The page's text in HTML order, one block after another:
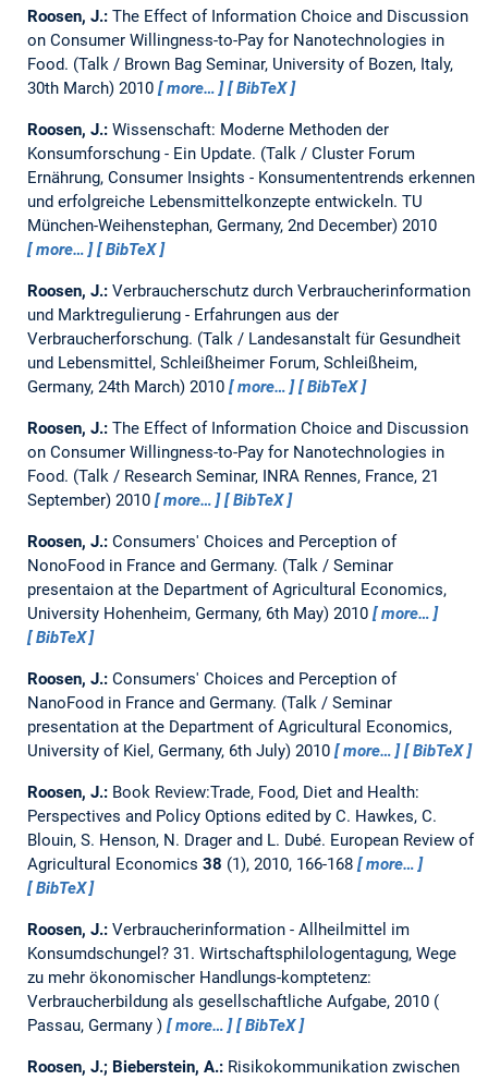
Roosen, J.: The Effect of Information Choice and Discussion
on Consumer Willingness-to-Pay for Nanotechnologies in
Food. (Talk / Brown Bag Seminar, University of Bozen, Italy,
30th March) 2010
more… BibTeX
Roosen, J.: Wissenschaft: Moderne Methoden der
Konsumforschung - Ein Update. (Talk / Cluster Forum
Ernährung, Consumer Insights - Konsumententrends erkennen
und erfolgreiche Lebensmittelkonzepte entwickeln. TU
München-Weihenstephan, Germany, 2nd December) 2010
more…
BibTeX
Roosen, J.: Verbraucherschutz durch Verbraucherinformation
und Marktregulierung - Erfahrungen aus der
Verbraucherforschung. (Talk / Landesanstalt für Gesundheit
und Lebensmittel, Schleißheimer Forum, Schleißheim,
Germany, 24th March) 2010
more… BibTeX
Roosen, J.: The Effect of Information Choice and Discussion
on Consumer Willingness-to-Pay for Nanotechnologies in
Food. (Talk / Research Seminar, INRA Rennes, France, 21
September) 2010
more… BibTeX
Roosen, J.: Consumers' Choices and Perception of
NonoFood in France and Germany. (Talk / Seminar
presentaion at the Department of Agricultural Economics,
University Hohenheim, Germany, 6th May) 2010
more…
BibTeX
Roosen, J.: Consumers' Choices and Perception of
NanoFood in France and Germany. (Talk / Seminar
presentation at the Department of Agricultural Economics,
University of Kiel, Germany, 6th July) 2010
more… BibTeX
Roosen, J.: Book Review:Trade, Food, Diet and Health:
Perspectives and Policy Options edited by C. Hawkes, C.
Blouin, S. Henson, N. Drager and L. Dubé. European Review of
Agricultural Economics 38 (1), 2010, 166-168
more…
BibTeX
Roosen, J.: Verbraucherinformation - Allheilmittel im
Konsumdschungel? 31. Wirtschaftsphilologentagung, Wege
zu mehr ökonomischer Handlungs-komptetenz:
Verbraucherbildung als gesellschaftliche Aufgabe, 2010
Passau, Germany
more… BibTeX
Roosen, J.; Bieberstein, A.: Risikokommunikation zwischen